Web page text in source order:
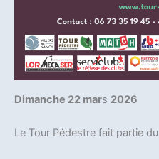
Dimanche 22 mars 2026
Le Tour Pédestre fait partie du